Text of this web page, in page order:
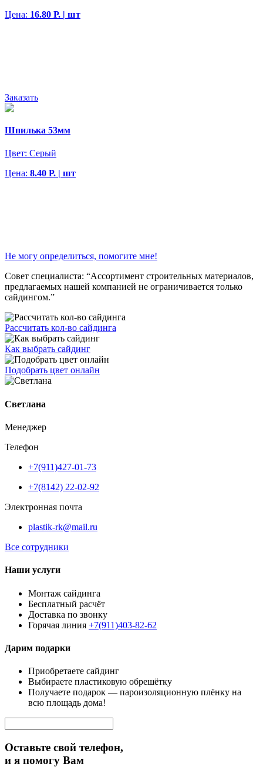
Цена: 16.80 Р. | шт
Заказать
Шпилька 53мм
Цвет: Серый
Цена: 8.40 Р. | шт
Не могу определиться, помогите мне!
Совет специалиста: “Ассортимент строительных материалов,
предлагаемых нашей компанией не ограничивается только
сайдингом.”
Рассчитать кол-во сайдинга
Как выбрать сайдинг
Подобрать цвет онлайн
Светлана
Менеджер
Телефон
+7(911)427-01-73
+7(8142) 22-02-92
Электронная почта
plastik-rk@mail.ru
Все сотрудники
Наши услуги
Монтаж сайдинга
Бесплатный расчёт
Доставка по звонку
Горячая линия +7(911)403-82-62
Дарим подарки
Приобретаете сайдинг
Выбираете пластиковую обрешётку
Получаете подарок — пароизоляционную плёнку на
всю площадь дома!
Оставьте свой телефон,
и я помогу Вам